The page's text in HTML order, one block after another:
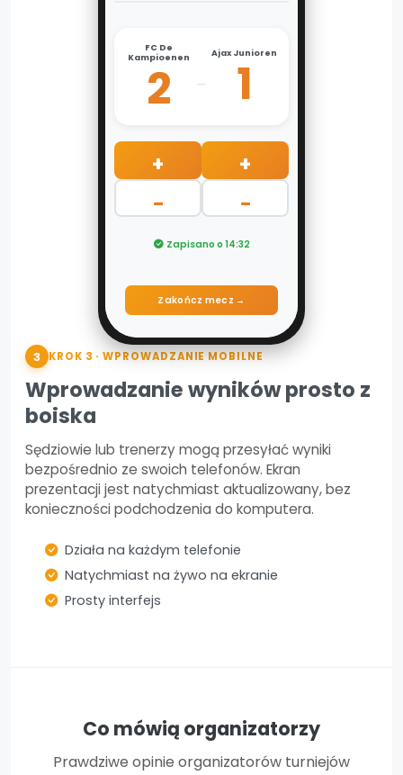
FC De
Kampioenen
2 –
Ajax Junioren
1
+
−
+
−
Zapisano o 14:32
Zakończ mecz →
3 KROK 3 · WPROWADZANIE MOBILNE
Wprowadzanie wyników prosto z
boiska
Sędziowie lub trenerzy mogą przesyłać wyniki
bezpośrednio ze swoich telefonów. Ekran
prezentacji jest natychmiast aktualizowany, bez
konieczności podchodzenia do komputera.
Działa na każdym telefonie
Natychmiast na żywo na ekranie
Prosty interfejs
Co mówią organizatorzy
Prawdziwe opinie organizatorów turniejów